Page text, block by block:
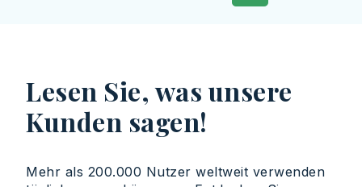
Lesen Sie, was unsere
Kunden sagen!
Mehr als 200.000 Nutzer weltweit verwenden